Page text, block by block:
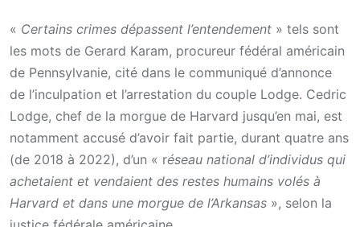
« Certains crimes dépassent l’entendement » tels sont
les mots de Gerard Karam, procureur fédéral américain
de Pennsylvanie, cité dans le communiqué d’annonce
de l’inculpation et l’arrestation du couple Lodge. Cedric
Lodge, chef de la morgue de Harvard jusqu’en mai, est
notamment accusé d’avoir fait partie, durant quatre ans
(de 2018 à 2022), d’un « réseau national d’individus qui
achetaient et vendaient des restes humains volés à
Harvard et dans une morgue de l’Arkansas », selon la